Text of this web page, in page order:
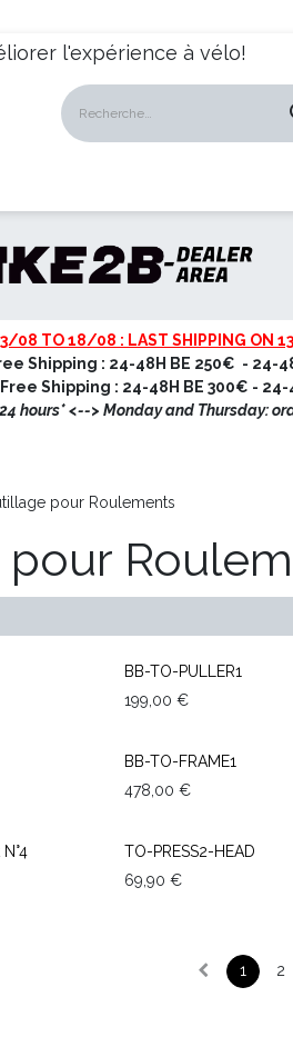
l'expérience à vélo!
08 TO 18/08 : LAST SHIPPING ON
Shipping : 24-48H BE 250€ - 24-
Shipping : 24-48H BE 300€ - 24-
hours* <--> Monday and Thursday:
pour Roulements
BB-TO-PULLER1
199,00 €
BB-TO-FRAME1
478,00 €
TO-PRESS2-HEAD
69,90 €
1 2